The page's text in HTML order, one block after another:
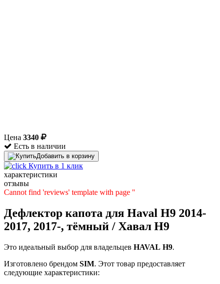
Цена 3340
Есть в наличии
Добавить в корзину
Купить в 1 клик
характеристики
отзывы
Cannot find 'reviews' template with page ''
Дефлектор капота для Haval H9 2014-
2017, 2017-, тёмный / Хавал Н9
Это идеальный выбор для владельцев HAVAL H9.
Изготовлено брендом SIM. Этот товар предоставляет
следующие характеристики: